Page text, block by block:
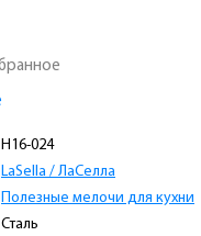
H16-024
LaSella / ЛаCелла
Полезные мелочи для кухни
Сталь